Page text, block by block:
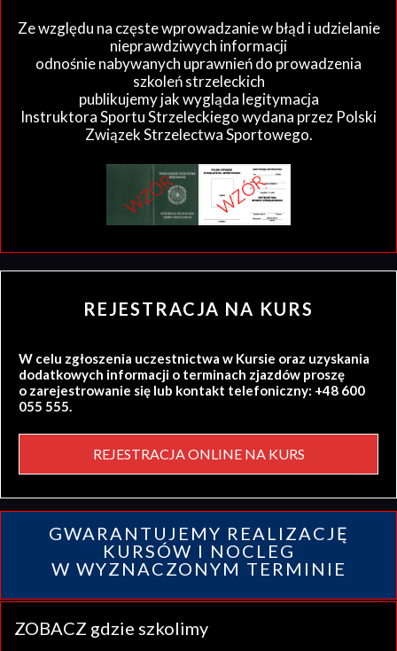
Ze względu na częste wprowadzanie w błąd i udzielanie
nieprawdziwych informacji
odnośnie nabywanych uprawnień do prowadzenia
szkoleń strzeleckich
publikujemy jak wygląda legitymacja
Instruktora Sportu Strzeleckiego wydana przez Polski
Związek Strzelectwa Sportowego.
REJESTRACJA NA KURS
W celu zgłoszenia uczestnictwa w Kursie oraz uzyskania
dodatkowych informacji o terminach zjazdów proszę
o zarejestrowanie się lub kontakt telefoniczny: +48 600
055 555.
REJESTRACJA ONLINE NA KURS
GWARANTUJEMY REALIZACJĘ
KURSÓW I NOCLEG
W WYZNACZONYM TERMINIE
ZOBACZ gdzie szkolimy